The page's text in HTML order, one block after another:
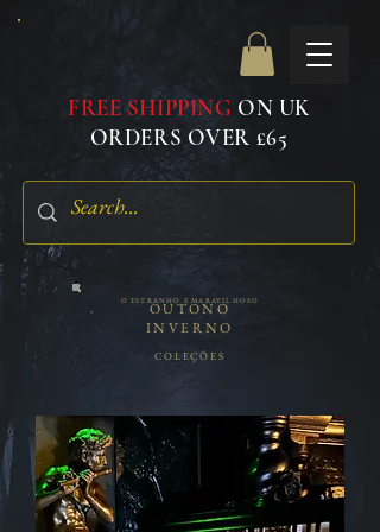
FREE SHIPPING ON UK
ORDERS OVER £65
O ESTRANHO E MARAVILHOSO
OUTONO
INVERNO
COLEÇÕES